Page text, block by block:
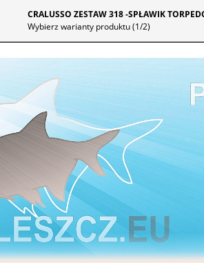
CRALUSSO ZESTAW 318 -SPŁAWIK
Wybierz warianty produktu (1/2)